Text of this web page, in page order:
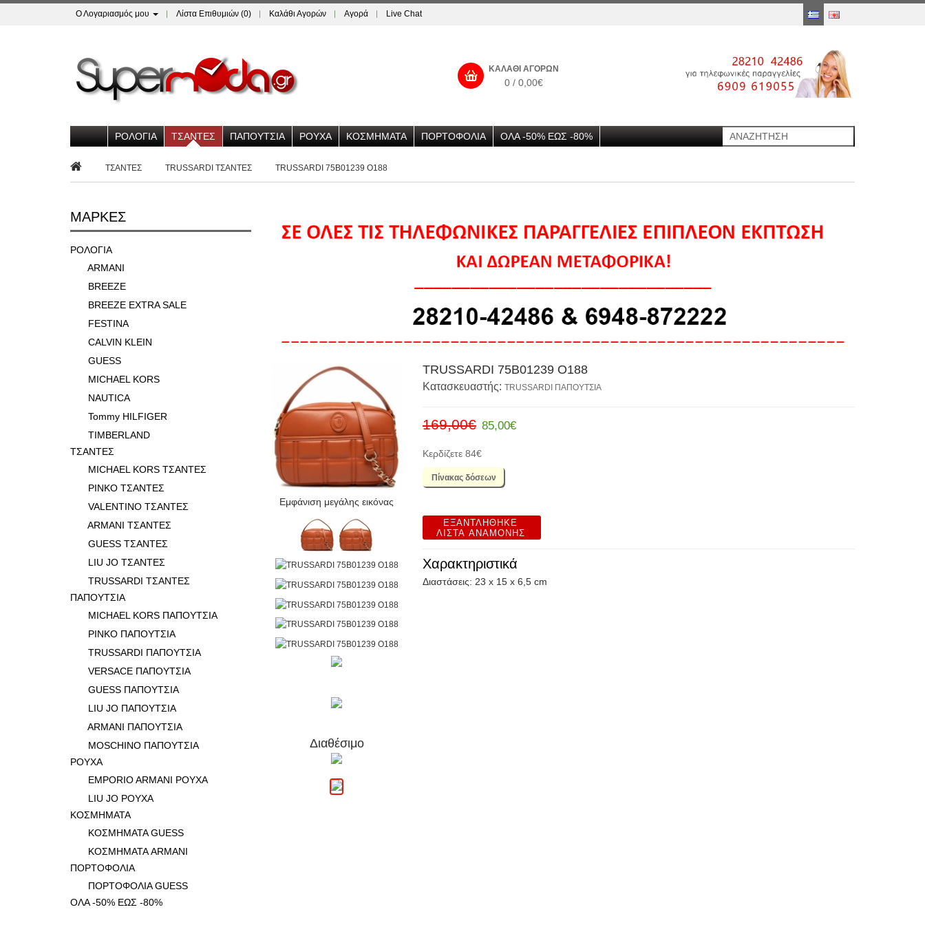
Ο Λογαριασμός μου Λίστα Επιθυμιών (0) Καλάθι Αγορών Αγορά Live Chat
ΚΑΛΆΘΙ ΑΓΟΡΏΝ
0 / 0,00€
ΡΟΛΟΓΙΑ ΤΣΑΝΤΕΣ ΠΑΠΟΥΤΣΙΑ ΡΟΥΧΑ ΚΟΣΜΗΜΑΤΑ ΠΟΡΤΟΦΟΛΙΑ ΟΛΑ -50% ΕΩΣ -80%
ΤΣΑΝΤΕΣ TRUSSARDI ΤΣΑΝΤΕΣ TRUSSARDI 75B01239 O188
ΜΆΡΚΕΣ
ΡΟΛΟΓΙΑ
ARMANI
BREEZE
BREEZE EXTRA SALE
FESTINA
CALVIN KLEIN
GUESS
MICHAEL KORS
NAUTICA
Tommy HILFIGER
TIMBERLAND
ΤΣΑΝΤΕΣ
MICHAEL KORS ΤΣΑΝΤΕΣ
PINKO ΤΣΑΝΤΕΣ
VALENTINO ΤΣΑΝΤΕΣ
ARMANI ΤΣΑΝΤΕΣ
GUESS ΤΣΑΝΤΕΣ
LIU JO ΤΣΑΝΤΕΣ
TRUSSARDI ΤΣΑΝΤΕΣ
ΠΑΠΟΥΤΣΙΑ
MICHAEL KORS ΠΑΠΟΥΤΣΙΑ
PINKO ΠΑΠΟΥΤΣΙΑ
TRUSSARDI ΠΑΠΟΥΤΣΙΑ
VERSACE ΠΑΠΟΥΤΣΙΑ
GUESS ΠΑΠΟΥΤΣΙΑ
LIU JO ΠΑΠΟΥΤΣΙΑ
ARMANI ΠΑΠΟΥΤΣΙΑ
MOSCHINO ΠΑΠΟΥΤΣΙΑ
ΡΟΥΧΑ
EMPORIO ARMANI ΡΟΥΧΑ
LIU JO ΡΟΥΧΑ
ΚΟΣΜΗΜΑΤΑ
ΚΟΣΜΗΜΑΤΑ GUESS
ΚΟΣΜΗΜΑΤΑ ARMANI
ΠΟΡΤΟΦΟΛΙΑ
ΠΟΡΤΟΦΟΛΙΑ GUESS
ΟΛΑ -50% ΕΩΣ -80%
Εμφάνιση μεγάλης εικόνας
Διαθέσιμο
TRUSSARDI 75B01239 O188
Κατασκευαστής: TRUSSARDI ΠΑΠΟΥΤΣΙΑ
169,00€ 85,00€
Κερδίζετε 84€
Πίνακας δόσεων
ΕΞΑΝΤΛΉΘΗΚΕ
ΛΊΣΤΑ ΑΝΑΜΟΝΉΣ
Χαρακτηριστικά
Διαστάσεις: 23 x 15 x 6,5 cm